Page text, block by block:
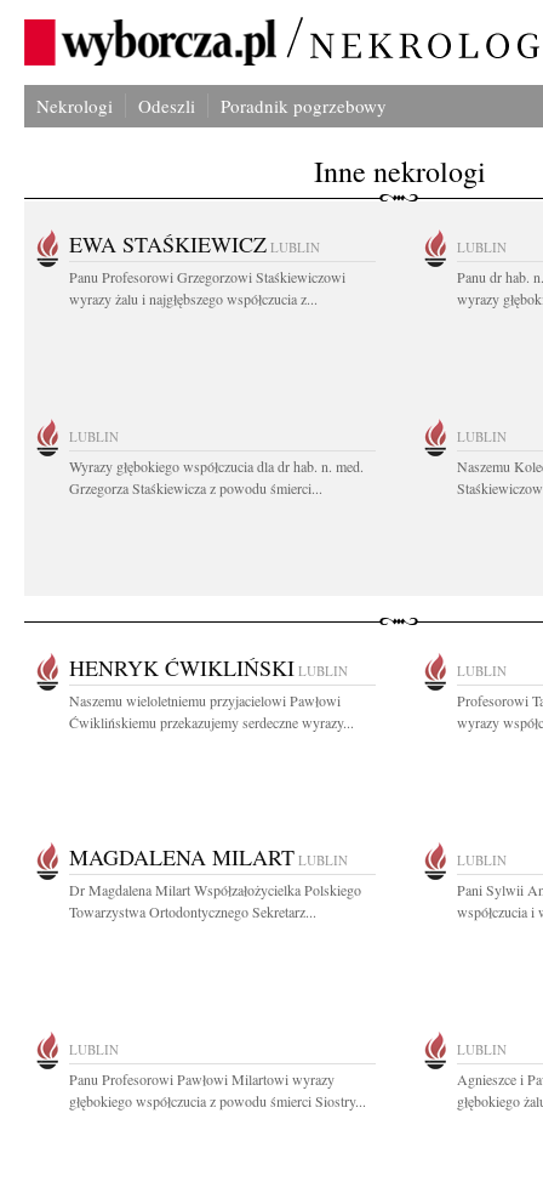
Nekrologi Odeszli Poradnik pogrzebowy
Inne nekrologi
EWA STAŚKIEWICZ LUBLIN
Panu Profesorowi Grzegorzowi Staśkiewiczowi
wyrazy żalu i najgłębszego współczucia z...
LUBLIN
Panu dr hab.
wyrazy
LUBLIN
Wyrazy głębokiego współczucia dla dr hab. n. med.
Grzegorza Staśkiewicza z powodu śmierci...
LUBLIN
Naszemu
HENRYK ĆWIKLIŃSKI LUBLIN
Naszemu wieloletniemu przyjacielowi Pawłowi
Ćwiklińskiemu przekazujemy serdeczne wyrazy...
LUBLIN
Profesorowi
wyrazy
MAGDALENA MILART LUBLIN
Dr Magdalena Milart Współzałożycielka Polskiego
Towarzystwa Ortodontycznego Sekretarz...
LUBLIN
Pani Sylwii
współczucia i
LUBLIN
Panu Profesorowi Pawłowi Milartowi wyrazy
głębokiego współczucia z powodu śmierci Siostry...
LUBLIN
Agnieszce i
głębokiego